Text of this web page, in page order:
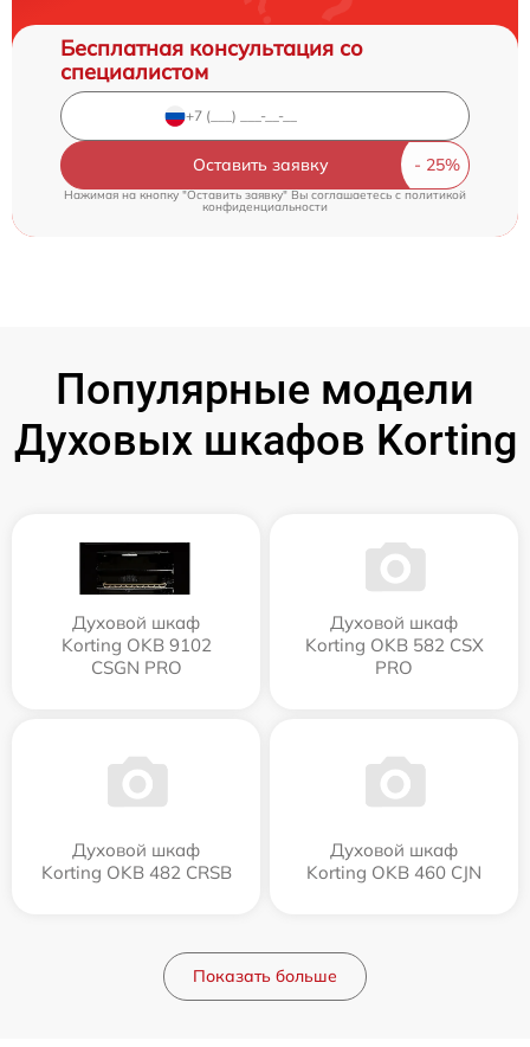
Бесплатная консультация со
специалистом
Оставить заявку
Нажимая на кнопку "Оставить заявку" Вы соглашаетесь cполитикой
конфиденциальности
Популярные модели
Духовых шкафов Korting
Духовой шкаф
Korting OKB 9102
CSGN PRO
Духовой шкаф
Korting OKB 582 CSX
PRO
Духовой шкаф
Korting OKB 482 CRSB
Духовой шкаф
Korting OKB 460 CJN
Показать больше